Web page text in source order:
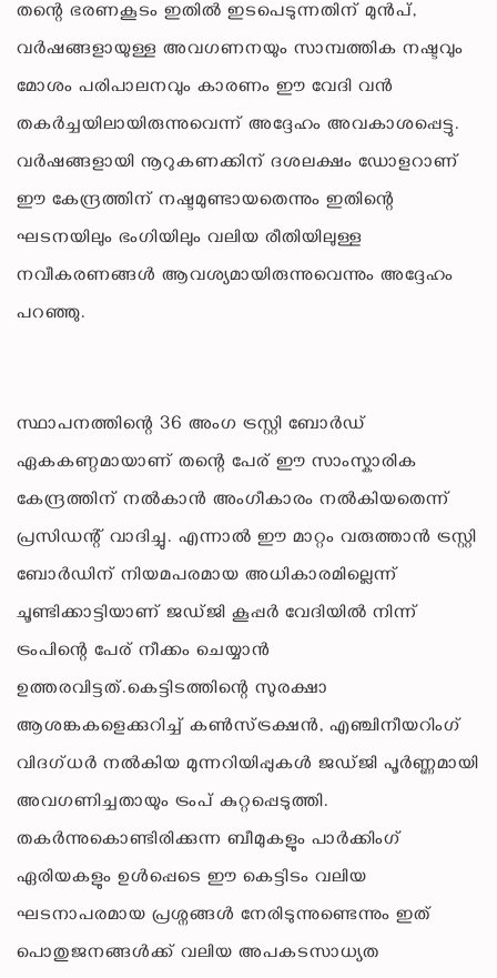
തന്റെ ഭരണകൂടം ഇതിൽ ഇടപെടുന്നതിന് മുൻപ്,
വർഷങ്ങളായുള്ള അവഗണനയും സാമ്പത്തിക നഷ്ടവും
മോശം പരിപാലനവും കാരണം ഈ വേദി വൻ
തകർച്ചയിലായിരുന്നുവെന്ന് അദ്ദേഹം അവകാശപ്പെട്ടു.
വർഷങ്ങളായി നൂറുകണക്കിന് ദശലക്ഷം ഡോളറാണ്
ഈ കേന്ദ്രത്തിന് നഷ്ടമുണ്ടായതെന്നും ഇതിന്റെ
ഘടനയിലും ഭംഗിയിലും വലിയ രീതിയിലുള്ള
നവീകരണങ്ങൾ ആവശ്യമായിരുന്നുവെന്നും അദ്ദേഹം
പറഞ്ഞു.
സ്ഥാപനത്തിന്റെ 36 അംഗ ട്രസ്റ്റി ബോർഡ്
ഏകകണ്ഠമായാണ് തന്റെ പേര് ഈ സാംസ്കാരിക
കേന്ദ്രത്തിന് നൽകാൻ അംഗീകാരം നൽകിയതെന്ന്
പ്രസിഡന്റ് വാദിച്ചു. എന്നാൽ ഈ മാറ്റം വരുത്താൻ ട്രസ്റ്റി
ബോർഡിന് നിയമപരമായ അധികാരമില്ലെന്ന്
ചൂണ്ടിക്കാട്ടിയാണ് ജഡ്ജി കൂപ്പർ വേദിയിൽ നിന്ന്
ട്രംപിന്റെ പേര് നീക്കം ചെയ്യാൻ
ഉത്തരവിട്ടത്.കെട്ടിടത്തിന്റെ സുരക്ഷാ
ആശങ്കകളെക്കുറിച്ച് കൺസ്ട്രക്ഷൻ, എഞ്ചിനീയറിംഗ്
വിദഗ്ധർ നൽകിയ മുന്നറിയിപ്പുകൾ ജഡ്ജി പൂർണ്ണമായി
അവഗണിച്ചതായും ട്രംപ് കുറ്റപ്പെടുത്തി.
തകർന്നുകൊണ്ടിരിക്കുന്ന ബീമുകളും പാർക്കിംഗ്
ഏരിയകളും ഉൾപ്പെടെ ഈ കെട്ടിടം വലിയ
ഘടനാപരമായ പ്രശ്നങ്ങൾ നേരിടുന്നുണ്ടെന്നും ഇത്
പൊതുജനങ്ങൾക്ക് വലിയ അപകടസാധ്യത